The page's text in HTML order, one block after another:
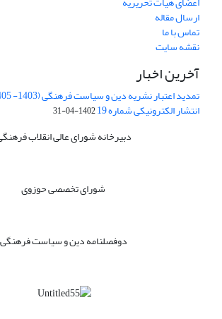
ارسال مقاله
تماس با ما
نقشه سایت
آخرین اخبار
تمدید اعتبار نشریه دین و سیاست فرهنگی (1403- 1405)
انتشار الکترونیکی شماره 19 1402-04-31
دبیرخانه شورای عالی انقلاب
شورای تخصصی حوزوی
دوفصلنامه دین و سیاست فرهنگی